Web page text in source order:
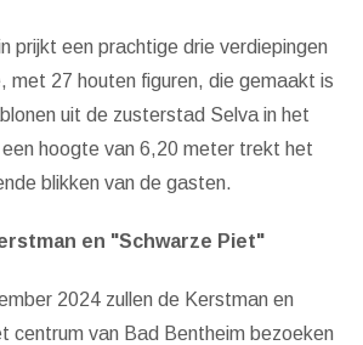
prijkt een prachtige drie verdiepingen
met 27 houten figuren, die gemaakt is
uit de zusterstad Selva in het
hoogte van 6,20 meter trekt het
blikken van de gasten.
en "Schwarze Piet"
2024 zullen de Kerstman en
centrum van Bad Bentheim bezoeken